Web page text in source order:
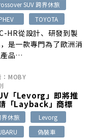
SUV 跨界休旅
TOYOTA
HR從設計、研發到製
是一款專門為了歐洲消
產品…
MOBY
「Levorg」即將推
「Layback」商標
界休旅
Levorg
偽裝車